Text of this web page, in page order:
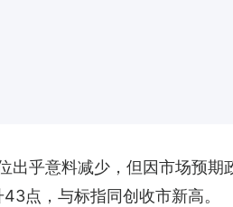
出乎意料减少，但因市场预
点，与标指同创收市新高。